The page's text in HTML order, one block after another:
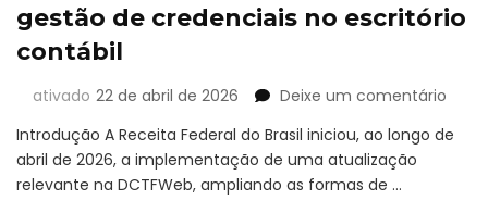
gestão de credenciais no escritório
contábil
ativado 22 de abril de 2026 Deixe um comentário
2026:
Introdução A Receita Federal do Brasil iniciou, ao longo de
abril de 2026, a implementação de uma atualização
relevante na DCTFWeb, ampliando as formas de …